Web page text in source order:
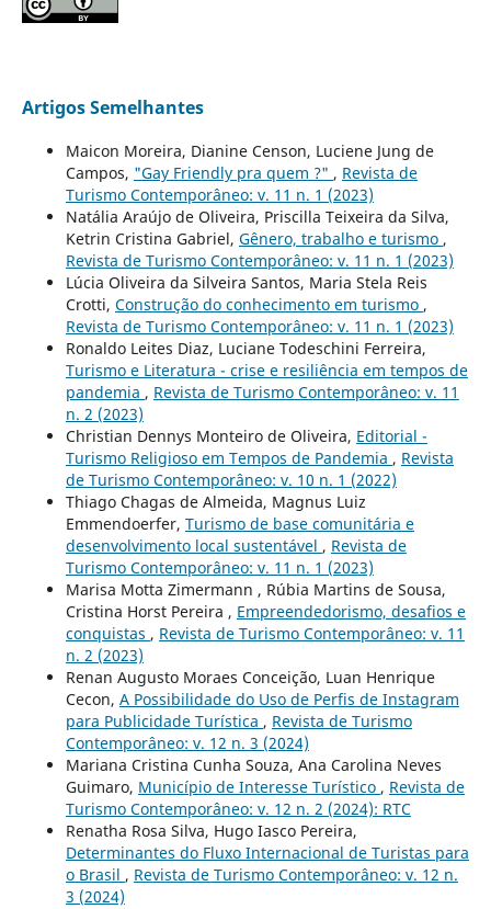
Artigos Semelhantes
Maicon Moreira, Dianine Censon, Luciene Jung de
Campos, "Gay Friendly pra quem ?" , Revista de
Turismo Contemporâneo: v. 11 n. 1 (2023)
Natália Araújo de Oliveira, Priscilla Teixeira da Silva,
Ketrin Cristina Gabriel, Gênero, trabalho e turismo ,
Revista de Turismo Contemporâneo: v. 11 n. 1 (2023)
Lúcia Oliveira da Silveira Santos, Maria Stela Reis
Crotti, Construção do conhecimento em turismo ,
Revista de Turismo Contemporâneo: v. 11 n. 1 (2023)
Ronaldo Leites Diaz, Luciane Todeschini Ferreira,
Turismo e Literatura - crise e resiliência em tempos de
pandemia , Revista de Turismo Contemporâneo: v. 11
n. 2 (2023)
Christian Dennys Monteiro de Oliveira, Editorial -
Turismo Religioso em Tempos de Pandemia , Revista
de Turismo Contemporâneo: v. 10 n. 1 (2022)
Thiago Chagas de Almeida, Magnus Luiz
Emmendoerfer, Turismo de base comunitária e
desenvolvimento local sustentável , Revista de
Turismo Contemporâneo: v. 11 n. 1 (2023)
Marisa Motta Zimermann , Rúbia Martins de Sousa,
Cristina Horst Pereira , Empreendedorismo, desafios e
conquistas , Revista de Turismo Contemporâneo: v. 11
n. 2 (2023)
Renan Augusto Moraes Conceição, Luan Henrique
Cecon, A Possibilidade do Uso de Perfis de Instagram
para Publicidade Turística , Revista de Turismo
Contemporâneo: v. 12 n. 3 (2024)
Mariana Cristina Cunha Souza, Ana Carolina Neves
Guimaro, Município de Interesse Turístico , Revista de
Turismo Contemporâneo: v. 12 n. 2 (2024): RTC
Renatha Rosa Silva, Hugo Iasco Pereira,
Determinantes do Fluxo Internacional de Turistas para
o Brasil , Revista de Turismo Contemporâneo: v. 12 n.
3 (2024)